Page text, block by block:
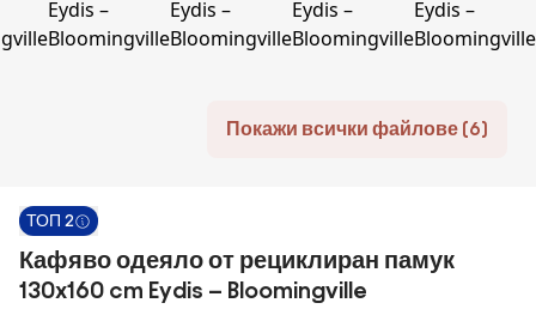
Покажи всички файлове (6)
ТОП 2
Кафяво одеяло от рециклиран памук
130x160 cm Eydis – Bloomingville